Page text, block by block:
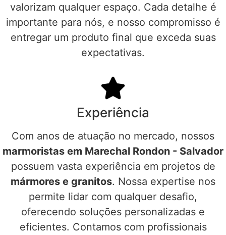
valorizam qualquer espaço. Cada detalhe é
importante para nós, e nosso compromisso é
entregar um produto final que exceda suas
expectativas.
Experiência
Com anos de atuação no mercado, nossos
marmoristas em Marechal Rondon - Salvador
possuem vasta experiência em projetos de
mármores e granitos. Nossa expertise nos
permite lidar com qualquer desafio,
oferecendo soluções personalizadas e
eficientes. Contamos com profissionais